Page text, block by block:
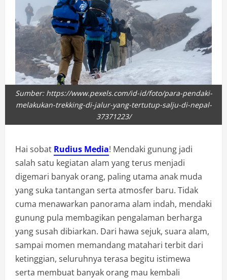
Sumber: https://www.pexels.com/id-id/foto/para-pendaki-
melakukan-trekking-di-jalur-yang-tertutup-salju-di-nepal-
37371223/
Hai sobat Rudius Media! Mendaki gunung jadi
salah satu kegiatan alam yang terus menjadi
digemari banyak orang, paling utama anak muda
yang suka tantangan serta atmosfer baru. Tidak
cuma menawarkan panorama alam indah, mendaki
gunung pula membagikan pengalaman berharga
yang susah dibiarkan. Dari hawa sejuk, suara alam,
sampai momen memandang matahari terbit dari
ketinggian, seluruhnya terasa begitu istimewa
serta membuat banyak orang mau kembali